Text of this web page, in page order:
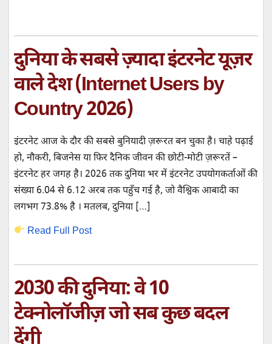
दुनिया के सबसे ज़्यादा इंटरनेट यूज़र
वाले देश (Internet Users by
Country 2026)
इंटरनेट आज के दौर की सबसे बुनियादी ज़रूरत बन चुका है। चाहे पढ़ाई
हो, नौकरी, बिजनेस या फिर दैनिक जीवन की छोटी-मोटी ज़रूरतें –
इंटरनेट हर जगह है। 2026 तक दुनिया भर में इंटरनेट उपयोगकर्ताओं की
संख्या 6.04 से 6.12 अरब तक पहुँच गई है, जो वैश्विक आबादी का
लगभग 73.8% है । मतलब, दुनिया […]
Read Full Post
2030 की दुनिया: वे 10
टेक्नोलॉजीज़ जो सब कुछ बदल
देंगी